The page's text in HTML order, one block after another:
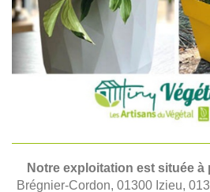
Notre exploitation est située à
Brégnier-Cordon, 01300 Izieu,